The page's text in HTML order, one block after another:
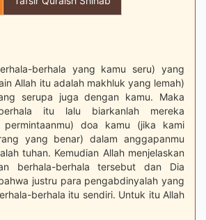
berhala yang kamu seru) yang
Allah itu adalah makhluk yang lemah)
serupa juga dengan kamu. Maka
itu lalu biarkanlah mereka
permintaanmu) doa kamu (jika kami
yang benar) dalam anggapanmu
tuhan. Kemudian Allah menjelaskan
berhala-berhala tersebut dan Dia
justru para pengabdinyalah yang
berhala itu sendiri. Untuk itu Allah